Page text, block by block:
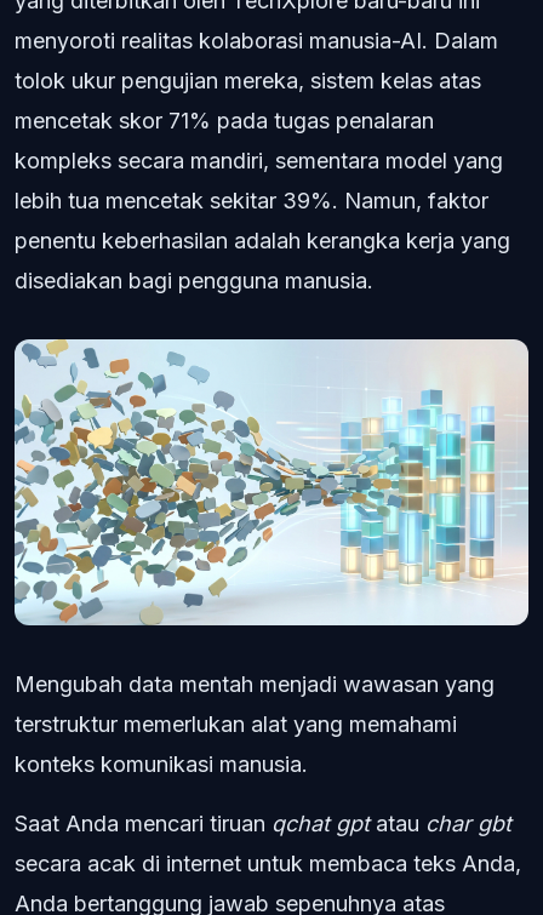
menyoroti realitas kolaborasi manusia-AI. Dalam
tolok ukur pengujian mereka, sistem kelas atas
mencetak skor 71% pada tugas penalaran
kompleks secara mandiri, sementara model yang
lebih tua mencetak sekitar 39%. Namun, faktor
penentu keberhasilan adalah kerangka kerja yang
disediakan bagi pengguna manusia.
Mengubah data mentah menjadi wawasan yang
terstruktur memerlukan alat yang memahami
konteks komunikasi manusia.
Saat Anda mencari tiruan qchat gptatau char gbt
secara acak di internet untuk membaca teks Anda,
Anda bertanggung jawab sepenuhnya atas